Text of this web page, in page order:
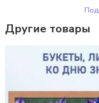
Только
могут публиковать отзывы.
Отзывов пока нет.
Другие товары